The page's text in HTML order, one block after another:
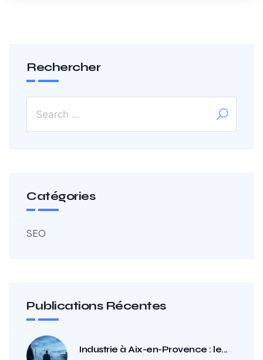
Rechercher
Catégories
SEO
Publications Récentes
Industrie à Aix-en-Provence : le...